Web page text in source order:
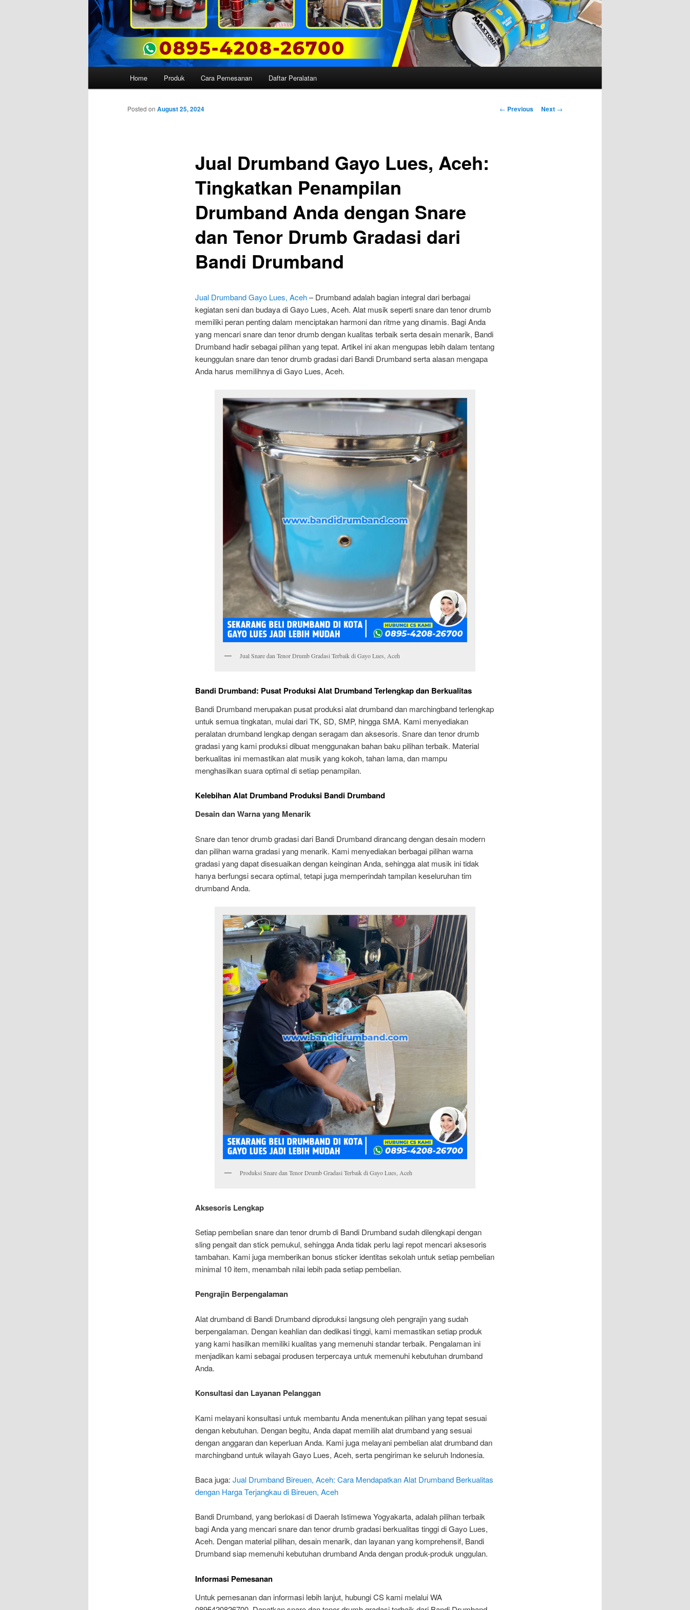
Home Produk Cara Pemesanan Daftar Peralatan
Post
← Previous Next →
Jual Drumband Gayo Lues, Aceh:
Tingkatkan Penampilan
Drumband Anda dengan Snare
dan Tenor Drumb Gradasi dari
Bandi Drumband
Posted on August 25, 2024
Jual Drumband Gayo Lues, Aceh– Drumband adalah bagian integral dari berbagai
kegiatan seni dan budaya di Gayo Lues, Aceh. Alat musik seperti snare dan tenor drumb
memiliki peran penting dalam menciptakan harmoni dan ritme yang dinamis. Bagi Anda
yang mencari snare dan tenor drumb dengan kualitas terbaik serta desain menarik, Bandi
Drumband hadir sebagai pilihan yang tepat. Artikel ini akan mengupas lebih dalam tentang
keunggulan snare dan tenor drumb gradasi dari Bandi Drumband serta alasan mengapa
Anda harus memilihnya di Gayo Lues, Aceh.
Jual Snare dan Tenor Drumb Gradasi Terbaik di Gayo Lues, Aceh
Bandi Drumband: Pusat Produksi Alat Drumband Terlengkap dan Berkualitas
Bandi Drumband merupakan pusat produksi alat drumband dan marchingband terlengkap
untuk semua tingkatan, mulai dari TK, SD, SMP, hingga SMA. Kami menyediakan
peralatan drumband lengkap dengan seragam dan aksesoris. Snare dan tenor drumb
gradasi yang kami produksi dibuat menggunakan bahan baku pilihan terbaik. Material
berkualitas ini memastikan alat musik yang kokoh, tahan lama, dan mampu
menghasilkan suara optimal di setiap penampilan.
Kelebihan Alat Drumband Produksi Bandi Drumband
Desain dan Warna yang Menarik
Snare dan tenor drumb gradasi dari Bandi Drumband dirancang dengan desain modern
dan pilihan warna gradasi yang menarik. Kami menyediakan berbagai pilihan warna
gradasi yang dapat disesuaikan dengan keinginan Anda, sehingga alat musik ini tidak
hanya berfungsi secara optimal, tetapi juga memperindah tampilan keseluruhan tim
drumband Anda.
Produksi Snare dan Tenor Drumb Gradasi Terbaik di Gayo Lues, Aceh
Aksesoris Lengkap
Setiap pembelian snare dan tenor drumb di Bandi Drumband sudah dilengkapi dengan
sling pengait dan stick pemukul, sehingga Anda tidak perlu lagi repot mencari aksesoris
tambahan. Kami juga memberikan bonus sticker identitas sekolah untuk setiap pembelian
minimal 10 item, menambah nilai lebih pada setiap pembelian.
Pengrajin Berpengalaman
Alat drumband di Bandi Drumband diproduksi langsung oleh pengrajin yang sudah
berpengalaman. Dengan keahlian dan dedikasi tinggi, kami memastikan setiap produk
yang kami hasilkan memiliki kualitas yang memenuhi standar terbaik. Pengalaman ini
menjadikan kami sebagai produsen terpercaya untuk memenuhi kebutuhan drumband
Anda.
Konsultasi dan Layanan Pelanggan
Kami melayani konsultasi untuk membantu Anda menentukan pilihan yang tepat sesuai
dengan kebutuhan. Dengan begitu, Anda dapat memilih alat drumband yang sesuai
dengan anggaran dan keperluan Anda. Kami juga melayani pembelian alat drumband dan
marchingband untuk wilayah Gayo Lues, Aceh, serta pengiriman ke seluruh Indonesia.
Baca juga: Jual Drumband Bireuen, Aceh: Cara Mendapatkan Alat Drumband Berkualitas
dengan Harga Terjangkau di Bireuen, Aceh
Bandi Drumband, yang berlokasi di Daerah Istimewa Yogyakarta, adalah pilihan terbaik
bagi Anda yang mencari snare dan tenor drumb gradasi berkualitas tinggi di Gayo Lues,
Aceh. Dengan material pilihan, desain menarik, dan layanan yang komprehensif, Bandi
Drumband siap memenuhi kebutuhan drumband Anda dengan produk-produk unggulan.
Informasi Pemesanan
Untuk pemesanan dan informasi lebih lanjut, hubungi CS kami melalui WA